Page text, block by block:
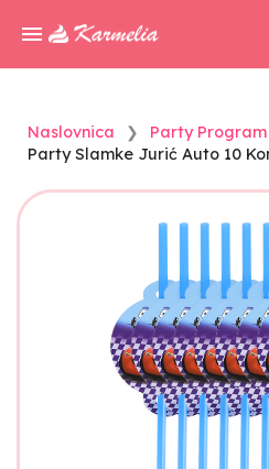
Naslovnica
Party Program
Party Slamke Jurić Auto 10